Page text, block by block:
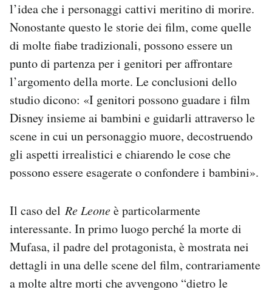
l’idea che i personaggi cattivi meritino di morire.
Nonostante questo le storie dei film, come quelle
di molte fiabe tradizionali, possono essere un
punto di partenza per i genitori per affrontare
l’argomento della morte. Le conclusioni dello
studio dicono: «I genitori possono guadare i film
Disney insieme ai bambini e guidarli attraverso le
scene in cui un personaggio muore, decostruendo
gli aspetti irrealistici e chiarendo le cose che
possono essere esagerate o confondere i bambini».
Il caso del Re Leoneè particolarmente
interessante. In primo luogo perché la morte di
Mufasa, il padre del protagonista, è mostrata nei
dettagli in una delle scene del film, contrariamente
a molte altre morti che avvengono “dietro le